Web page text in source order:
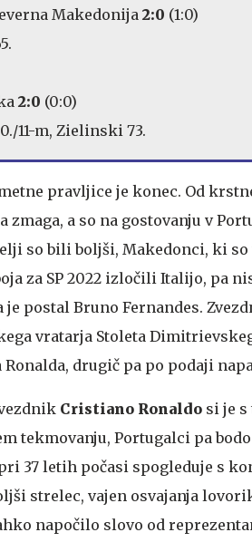
Makedonija 2:0 (1:0)
2:0 (0:0)
11-m, Zielinski 73.
pravljice je konec. Od
zmaga, a so na gostovanju v
so bili boljši, Makedonci, ki
za SP 2022 izločili Italijo, pa
je postal Bruno Fernandes.
vratarja Stoleta
drugič pa po podaji
Cristiano Ronaldo si je s
tekmovanju, Portugalci pa
37 letih počasi spogleduje s
strelec, vajen osvajanja
napočilo slovo od